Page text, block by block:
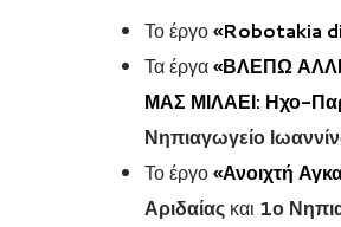
Το έργο«Robotakia
Τα έργα«ΒΛΕΠΩ
ΜΑΣ ΜΙΛΑΕΙ: Ηχο-
Νηπιαγωγείο
Το έργο«Ανοιχτή
Αριδαίας και 1ο